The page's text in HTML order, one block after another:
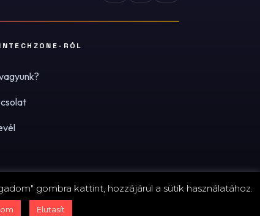
RÓL
· Adatvédelmi tájékoztató (PDF) Süti-beállítások
gombra kattint, hozzájárul a sütik használatához.
Elutasít